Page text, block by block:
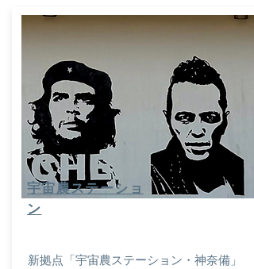
宇宙農ステーショ
ン
新拠点「宇宙農ステーション・神奈備」